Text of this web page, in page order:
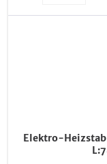
Elektro-